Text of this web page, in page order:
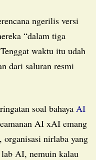
“dalam tiga
waktu itu udah
dari saluran resmi
soal bahaya AI
AI xAI emang
nirlaba yang
AI, nemuin kalau